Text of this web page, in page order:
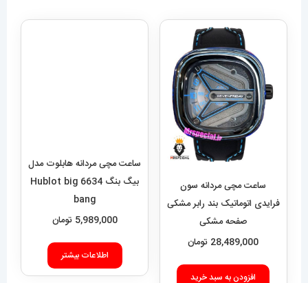
ساعت مچی مردانه سون
فرایدی اتوماتیک بند رابر مشکی
صفحه مشکی
SEVENFRIDAY 021408
28,489,000 تومان
افزودن به سبد خرید
5,989,000 تومان
اطلاعات بیشتر